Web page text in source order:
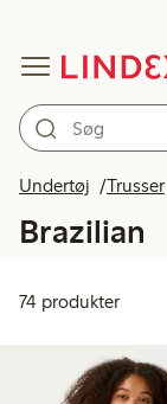
Undertøj Trusser
Brazilian
74 produkter